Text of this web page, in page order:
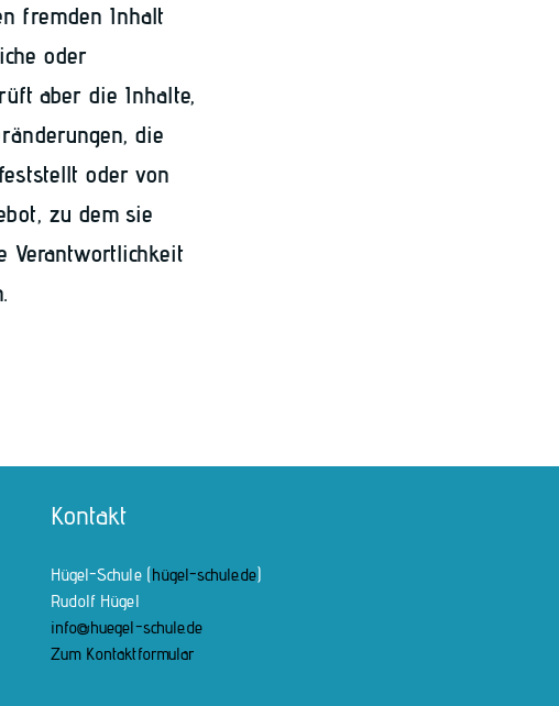
fremden Inhalt
oder
aber die Inhalte,
die
oder von
zu dem sie
Verantwortlichkeit
Kontakt
Hügel-Schule (hügel-schule.de)
Rudolf Hügel
info@huegel-schule.de
Zum Kontaktformular